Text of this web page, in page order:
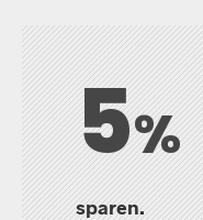
5%
sparen.